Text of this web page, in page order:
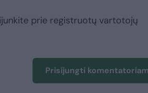
prie registruotų vartotojų
Prisijungti